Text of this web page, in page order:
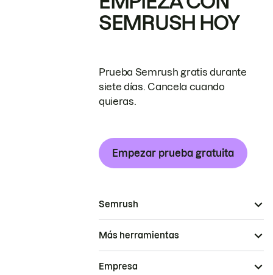
SEMRUSH HOY
Prueba Semrush gratis durante
siete días. Cancela cuando
quieras.
Empezar prueba gratuita
Semrush
Más herramientas
Empresa